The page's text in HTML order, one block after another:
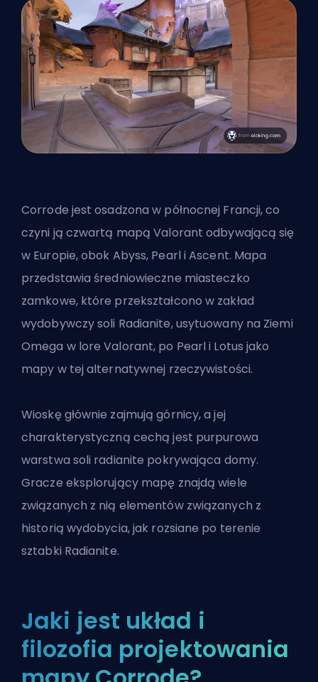
Corrode jest osadzona w północnej Francji, co
czyni ją czwartą mapą Valorant odbywającą się
w Europie, obok Abyss, Pearl i Ascent. Mapa
przedstawia średniowieczne miasteczko
zamkowe, które przekształcono w zakład
wydobywczy soli Radianite, usytuowany na Ziemi
Omega w lore Valorant, po Pearl i Lotus jako
mapy w tej alternatywnej rzeczywistości.
Wioskę głównie zajmują górnicy, a jej
charakterystyczną cechą jest purpurowa
warstwa soli radianite pokrywająca domy.
Gracze eksplorujący mapę znajdą wiele
związanych z nią elementów związanych z
historią wydobycia, jak rozsiane po terenie
sztabki Radianite.
Jaki jest układ i
filozofia projektowania